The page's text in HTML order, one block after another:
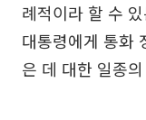
례적이라 할 수
대통령에게 통화
은 데 대한 일종